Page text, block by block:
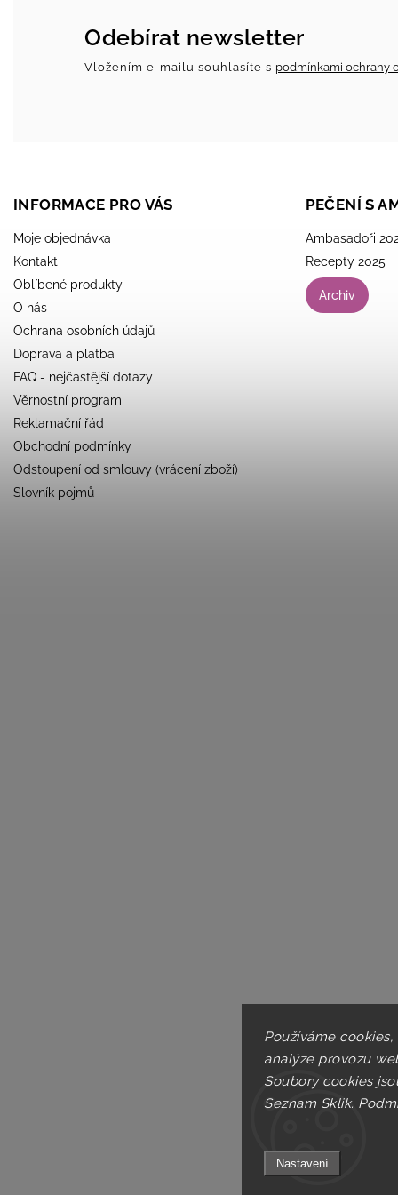
Používáme
analýze provozu
Soubory cookies
Seznam Sklik.
Nastavení
Odebírat newsletter
Vložením e-mailu souhlasíte s podmínkami ochrany
INFORMACE PRO VÁS
Moje objednávka
Kontakt
Oblíbené produkty
O nás
Ochrana osobních údajů
Doprava a platba
FAQ - nejčastější dotazy
Věrnostní program
Reklamační řád
Obchodní podmínky
Odstoupení od smlouvy (vrácení zboží)
Slovník pojmů
PEČENÍ S
Ambasadoři
Recepty 2025
Archiv